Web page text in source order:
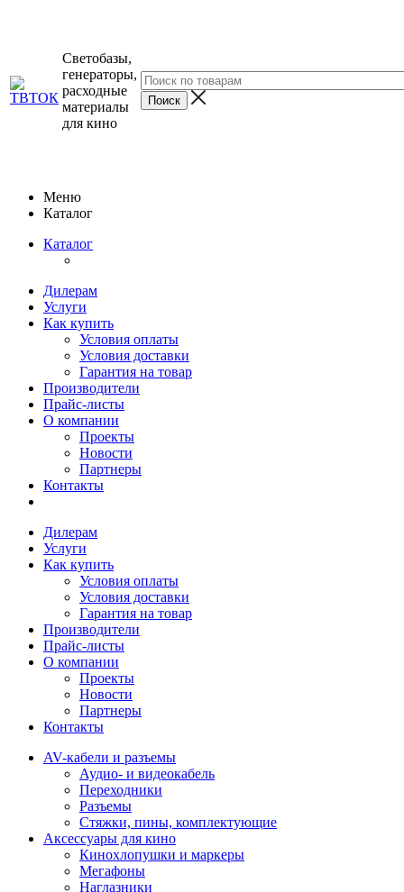
Светобазы,
генераторы,
расходные
материалы
для кино
Меню
Каталог
Каталог
Дилерам
Услуги
Как купить
Условия оплаты
Условия доставки
Гарантия на товар
Производители
Прайс-листы
О компании
Проекты
Новости
Партнеры
Контакты
Дилерам
Услуги
Как купить
Условия оплаты
Условия доставки
Гарантия на товар
Производители
Прайс-листы
О компании
Проекты
Новости
Партнеры
Контакты
AV-кабели и разъемы
Аудио- и видеокабель
Переходники
Разъемы
Стяжки, пины, комплектующие
Аксессуары для кино
Кинохлопушки и маркеры
Мегафоны
Наглазники